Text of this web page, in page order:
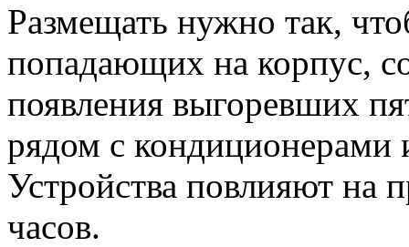
Размещать нужно так,
попадающих на корпус,
появления выгоревших
рядом с кондиционерами
Устройства повлияют на
часов.